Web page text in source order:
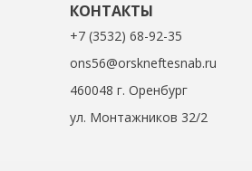
КОНТАКТЫ
+7 (3532) 68-92-35
ons56@orskneftesnab.ru
460048 г. Оренбург
ул. Монтажников 32/2